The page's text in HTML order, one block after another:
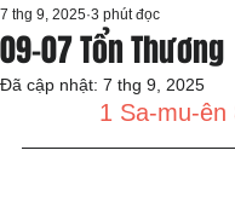
09-07 Tổn Thương
7 thg 9, 2025 3 phút đọc
Đã cập nhật: 7 thg 9, 2025
1 Sa-mu-ên